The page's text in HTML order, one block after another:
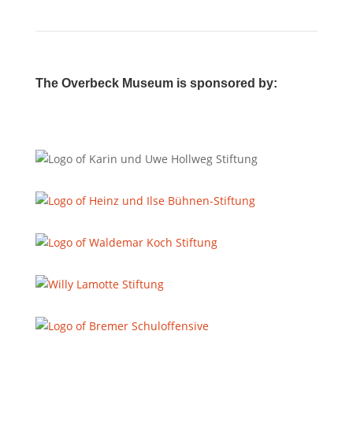
The Overbeck Museum is sponsored by: